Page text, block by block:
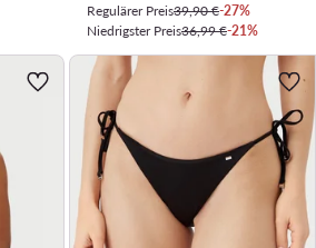
Regulärer Preis39,90 €-27%
Niedrigster Preis36,99 €-21%